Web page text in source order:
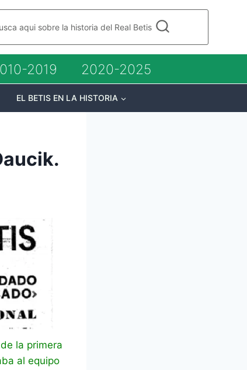
aqui sobre la historia del Real Betis
2019 2020-2025
EL BETIS EN LA HISTORIA
la primera
al equipo